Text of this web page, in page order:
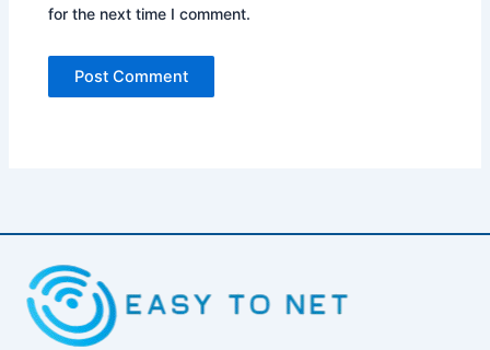
for the next time I comment.